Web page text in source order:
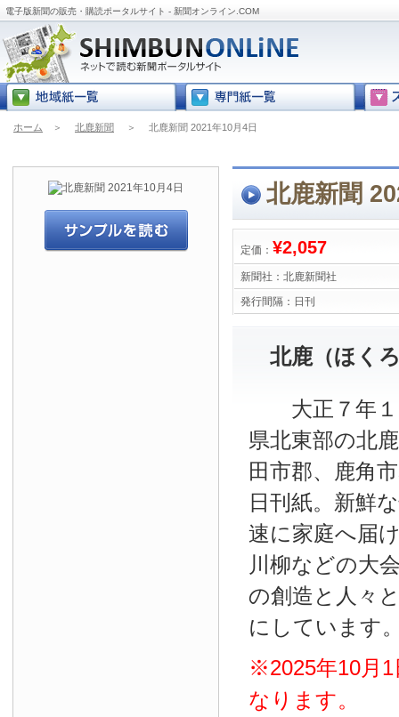
電子版新聞の販売・購読ポータルサイト - 新聞オンライン.COM
ホーム ＞ 北鹿新聞 ＞ 北鹿新聞 2021年10月4日
北鹿新聞
定価： ¥2,057
新聞社： 北鹿新聞社
発行間隔： 日刊
北鹿（ほく
大正７年１
県北東部の北
田市郡、鹿角
日刊紙。新鮮
速に家庭へ届
川柳などの大
の創造と人々
にしています
※2025年10月
なります。